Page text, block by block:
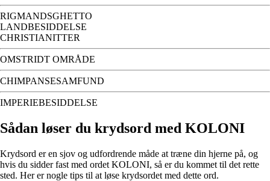
RIGMANDSGHETTO
LANDBESIDDELSE
CHRISTIANITTER
OMSTRIDT OMRÅDE
CHIMPANSESAMFUND
IMPERIEBESIDDELSE
Sådan løser du krydsord med KOLONI
Krydsord er en sjov og udfordrende måde at træne din hjerne på, og
hvis du sidder fast med ordet KOLONI, så er du kommet til det rette
sted. Her er nogle tips til at løse krydsordet med dette ord.